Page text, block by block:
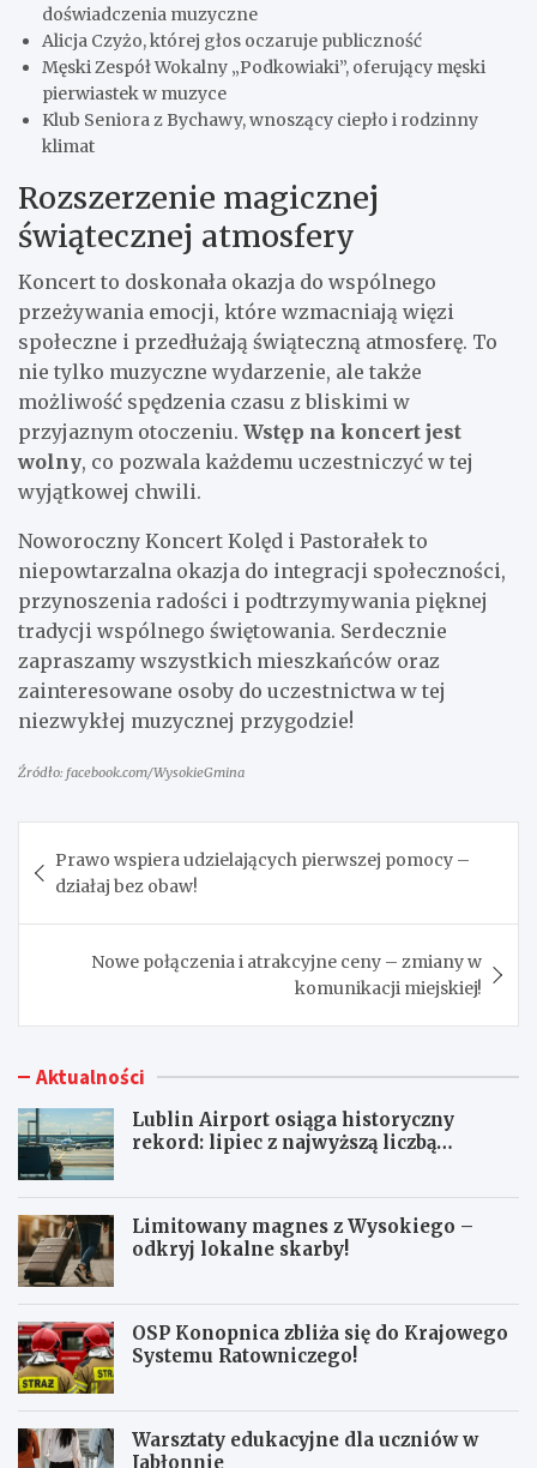
doświadczenia muzyczne
Alicja Czyżo, której głos oczaruje publiczność
Męski Zespół Wokalny „Podkowiaki”, oferujący męski
pierwiastek w muzyce
Klub Seniora z Bychawy, wnoszący ciepło i rodzinny
klimat
Rozszerzenie magicznej
świątecznej atmosfery
Koncert to doskonała okazja do wspólnego
przeżywania emocji, które wzmacniają więzi
społeczne i przedłużają świąteczną atmosferę. To
nie tylko muzyczne wydarzenie, ale także
możliwość spędzenia czasu z bliskimi w
przyjaznym otoczeniu. Wstęp na koncert jest
wolny, co pozwala każdemu uczestniczyć w tej
wyjątkowej chwili.
Noworoczny Koncert Kolęd i Pastorałek to
niepowtarzalna okazja do integracji społeczności,
przynoszenia radości i podtrzymywania pięknej
tradycji wspólnego świętowania. Serdecznie
zapraszamy wszystkich mieszkańców oraz
zainteresowane osoby do uczestnictwa w tej
niezwykłej muzycznej przygodzie!
Źródło: facebook.com/WysokieGmina
wpisu
Prawo wspiera udzielających pierwszej pomocy –
działaj bez obaw!
Nowe połączenia i atrakcyjne ceny – zmiany w
komunikacji miejskiej!
Aktualności
Lublin Airport osiąga historyczny
rekord: lipiec z najwyższą liczbą
Limitowany magnes z Wysokiego –
odkryj lokalne skarby!
OSP Konopnica zbliża się do Krajowego
Systemu Ratowniczego!
Warsztaty edukacyjne dla uczniów w
Jabłonnie